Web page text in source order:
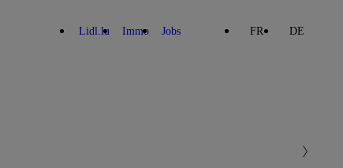
Lidl.lu Immo Jobs FR DE